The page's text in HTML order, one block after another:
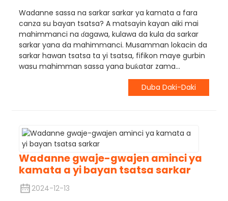
Wadanne sassa na sarkar sarkar ya kamata a fara
canza su bayan tsatsa? A matsayin kayan aiki mai
mahimmanci na ɗagawa, kulawa da kula da sarkar
sarkar yana da mahimmanci. Musamman lokacin da
sarkar hawan tsatsa ta yi tsatsa, fifikon maye gurbin
wasu mahimman sassa yana buƙatar zama...
Duba Daki-Daki
Wadanne gwaje-gwajen aminci ya
kamata a yi bayan tsatsa sarkar
2024-12-13